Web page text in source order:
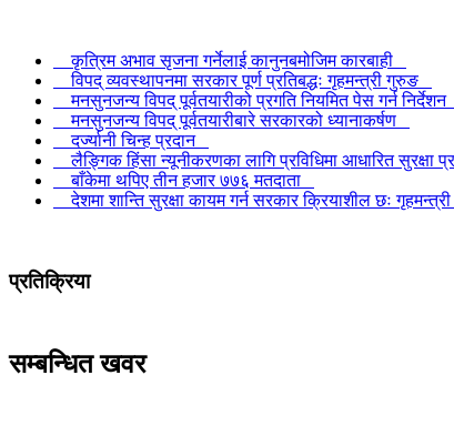
कृत्रिम अभाव सृजना गर्नेलाई कानुनबमोजिम कारबाही
विपद् व्यवस्थापनमा सरकार पूर्ण प्रतिबद्धः गृहमन्त्री गुरुङ
मनसुनजन्य विपद् पूर्वतयारीको प्रगति नियमित पेस गर्न निर्देशन
मनसुनजन्य विपद् पूर्वतयारीबारे सरकारको ध्यानाकर्षण
दर्ज्यानी चिन्ह प्रदान
लैङ्गिक हिंसा न्यूनीकरणका लागि प्रविधिमा आधारित सुरक्षा
बाँकेमा थपिए तीन हजार ७७६ मतदाता
देशमा शान्ति सुरक्षा कायम गर्न सरकार क्रियाशील छः गृहमन्त्री
प्रतिक्रिया
सम्बन्धित खवर